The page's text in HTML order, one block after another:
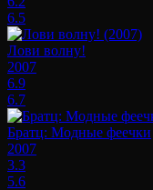
6.5
Лови волну!
2007
6.9
6.7
Братц: Модные феечки
2007
3.3
5.6